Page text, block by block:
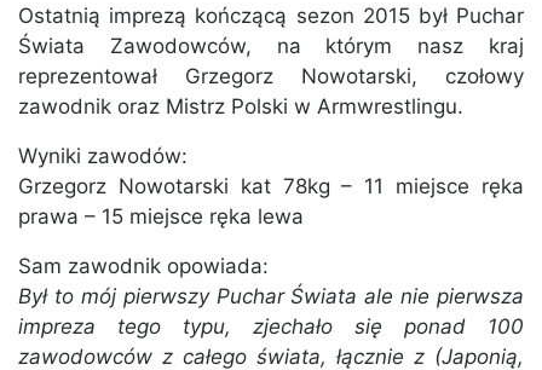
Ostatnią imprezą kończącą sezon 2015 był Puchar
Świata Zawodowców, na którym nasz kraj
reprezentował Grzegorz Nowotarski, czołowy
zawodnik oraz Mistrz Polski w Armwrestlingu.
Wyniki zawodów:
Grzegorz Nowotarski kat 78kg – 11 miejsce ręka
prawa – 15 miejsce ręka lewa
Sam zawodnik opowiada:
Był to mój pierwszy Puchar Świata ale nie pierwsza
impreza tego typu, zjechało się ponad 100
zawodowców z całego świata, łącznie z (Japonią,